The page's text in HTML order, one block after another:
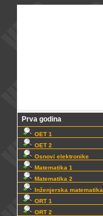
Prva godina
OET 1
OET 2
Osnovi elektronike
Matematika 1
Matematika 2
Inženjerska matematika
ORT 1
ORT 2